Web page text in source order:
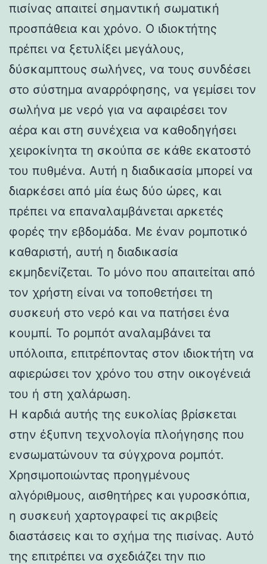
πισίνας απαιτεί σημαντική σωματική
προσπάθεια και χρόνο. Ο ιδιοκτήτης
πρέπει να ξετυλίξει μεγάλους,
δύσκαμπτους σωλήνες, να τους συνδέσει
στο σύστημα αναρρόφησης, να γεμίσει τον
σωλήνα με νερό για να αφαιρέσει τον
αέρα και στη συνέχεια να καθοδηγήσει
χειροκίνητα τη σκούπα σε κάθε εκατοστό
του πυθμένα. Αυτή η διαδικασία μπορεί να
διαρκέσει από μία έως δύο ώρες, και
πρέπει να επαναλαμβάνεται αρκετές
φορές την εβδομάδα. Με έναν ρομποτικό
καθαριστή, αυτή η διαδικασία
εκμηδενίζεται. Το μόνο που απαιτείται από
τον χρήστη είναι να τοποθετήσει τη
συσκευή στο νερό και να πατήσει ένα
κουμπί. Το ρομπότ αναλαμβάνει τα
υπόλοιπα, επιτρέποντας στον ιδιοκτήτη να
αφιερώσει τον χρόνο του στην οικογένειά
του ή στη χαλάρωση.
Η καρδιά αυτής της ευκολίας βρίσκεται
στην έξυπνη τεχνολογία πλοήγησης που
ενσωματώνουν τα σύγχρονα ρομπότ.
Χρησιμοποιώντας προηγμένους
αλγόριθμους, αισθητήρες και γυροσκόπια,
η συσκευή χαρτογραφεί τις ακριβείς
διαστάσεις και το σχήμα της πισίνας. Αυτό
της επιτρέπει να σχεδιάζει την πιο